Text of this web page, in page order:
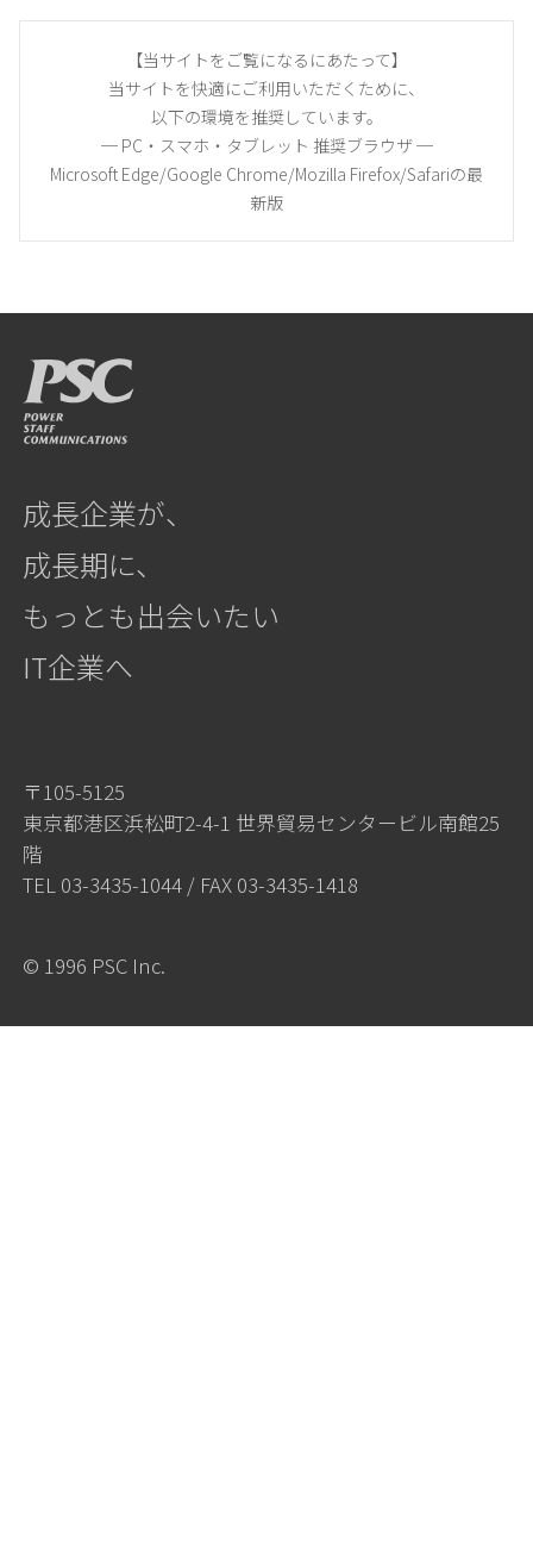
【当サイトをご覧になるにあたって】
当サイトを快適にご利用いただくために、
以下の環境を推奨しています。
─ PC・スマホ・タブレット 推奨ブラウザ ─
Microsoft Edge/Google Chrome/Mozilla Firefox/Safariの最
新版
成長企業が、
成長期に、
もっとも出会いたい
IT企業へ
〒105-5125
東京都港区浜松町2-4-1 世界貿易センタービル南館25
階
TEL 03-3435-1044 / FAX 03-3435-1418
© 1996 PSC Inc.